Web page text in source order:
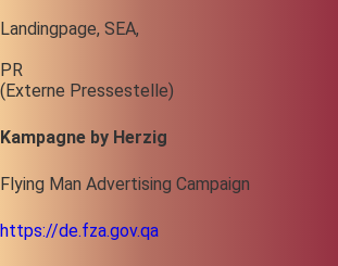
Landingpage, SEA,
PR
(Externe Pressestelle)
Kampagne by Herzig
Flying Man Advertising Campaign
https://de.fza.gov.qa